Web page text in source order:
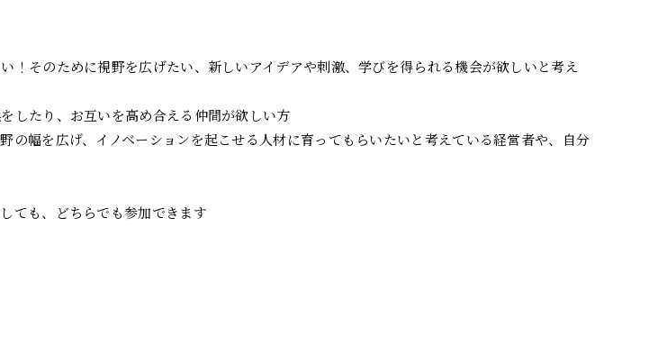
！そのために視野を広げたい、新しいアイデアや刺激、学びを得られる機会が欲しいと考え
したり、お互いを高め合える仲間が欲しい方
の幅を広げ、イノベーションを起こせる人材に育ってもらいたいと考えている経営者や、自分
ても、どちらでも参加できます